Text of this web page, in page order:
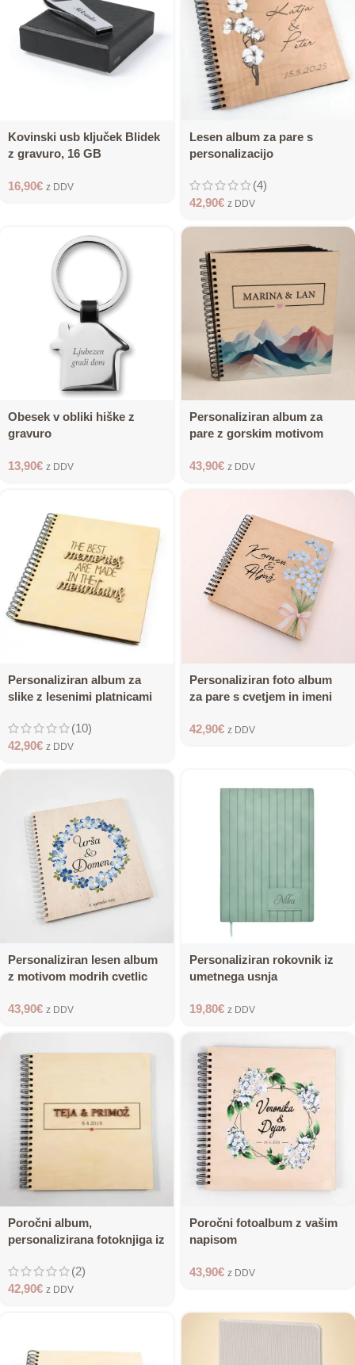
Kovinski usb ključek Blidek
z gravuro, 16 GB
16,90€ z DDV
Lesen album za pare s
personalizacijo
(4)
42,90€ z DDV
Obesek v obliki hiške z
gravuro
13,90€ z DDV
Personaliziran album za
pare z gorskim motivom
43,90€ z DDV
Personaliziran album za
slike z lesenimi platnicami
(10)
42,90€ z DDV
Personaliziran foto album
za pare s cvetjem in imeni
42,90€ z DDV
Personaliziran lesen album
z motivom modrih cvetlic
43,90€ z DDV
Personaliziran rokovnik iz
umetnega usnja
19,80€ z DDV
Poročni album,
personalizirana fotoknjiga iz
(2)
42,90€ z DDV
Poročni fotoalbum z vašim
napisom
43,90€ z DDV